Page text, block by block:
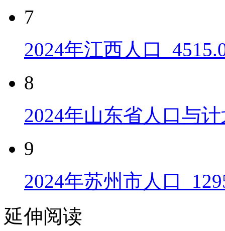
7
2024年江西人口
8
2024年山东省人口与
9
2024年苏州市人口
延伸阅读